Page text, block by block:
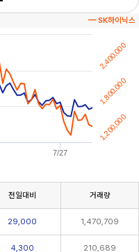
━ SK하이닉스
7/27
1,200,000
1,800,000
2,400,000
전일대비 거래량
29,000 1,470,709
4,300 210,689